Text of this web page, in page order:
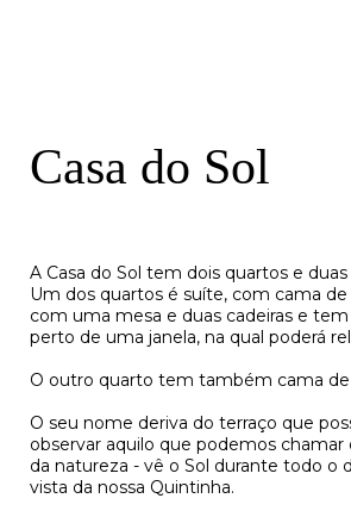
Casa do Sol
A Casa do Sol tem dois quartos e
Um dos quartos é suíte, com cama de
com uma mesa e duas cadeiras e
perto de uma janela, na qual poderá
O outro quarto tem também cama de
O seu nome deriva do terraço que
observar aquilo que podemos chamar
da natureza - vê o Sol durante todo o
vista da nossa Quintinha.